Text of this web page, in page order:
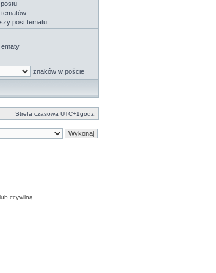
tematów
post tematu
znaków w poście
Strefa czasowa UTC+1godz.
ccywilną..